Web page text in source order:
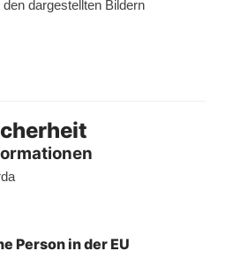
dargestellten Bildern
Person in der EU